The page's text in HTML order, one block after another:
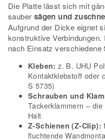
Die Platte lässt sich mit
sauber sägen und
Aufgrund der Dicke eignet
konstruktive
nach Einsatz verschiedene
Kleben: z. B. UHU
Kontaktklebstoff oder
S 5735)
Schrauben und
Tackerklammern –
Halt
Z-Schienen (Z-Clip):
fluchtende